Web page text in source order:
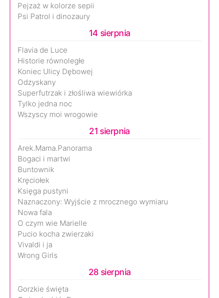
Pejzaż w kolorze sepii
Psi Patrol i dinozaury
14 sierpnia
Flavia de Luce
Historie równoległe
Koniec Ulicy Dębowej
Odzyskany
Superfutrzak i złośliwa wiewiórka
Tylko jedna noc
Wszyscy moi wrogowie
21 sierpnia
Arek.Mama.Panorama
Bogaci i martwi
Buntownik
Kręciołek
Księga pustyni
Naznaczony: Wyjście z mrocznego wymiaru
Nowa fala
O czym wie Marielle
Pucio kocha zwierzaki
Vivaldi i ja
Wrong Girls
28 sierpnia
Gorzkie święta